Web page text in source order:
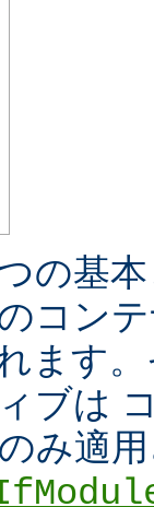
の基
コン
ます
ブは
み適